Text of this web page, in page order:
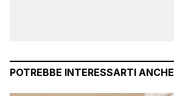
POTREBBE INTERESSARTI ANCHE